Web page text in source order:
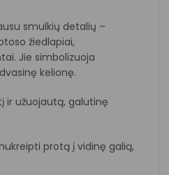
smulkių detalių –
žiedlapiai,
Jie simbolizuoja
kelionę.
ir užuojautą, galutinę
protą į vidinę galią,